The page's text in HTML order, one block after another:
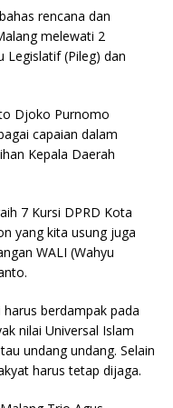
rencana dan
melewati 2
(Pileg) dan
Djoko Purnomo
capaian dalam
Kepala Daerah
7 Kursi DPRD Kota
yang kita usung juga
WALI (Wahyu
berdampak pada
nilai Universal Islam
undang undang. Selain
harus tetap dijaga.